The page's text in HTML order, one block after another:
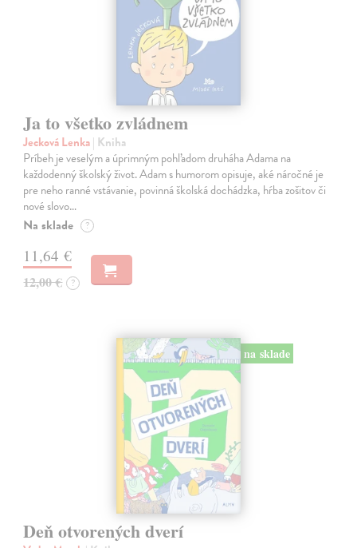
Ja to všetko zvládnem
Jecková Lenka| Kniha
Príbeh je veselým a úprimným pohľadom druháha Adama na
každodenný školský život. Adam s humorom opisuje, aké náročné je
pre neho ranné vstávanie, povinná školská dochádzka, hŕba zošitov či
nové slovo…
Na sklade ?
11,64 €
12,00 € ?
na sklade
Deň otvorených dverí